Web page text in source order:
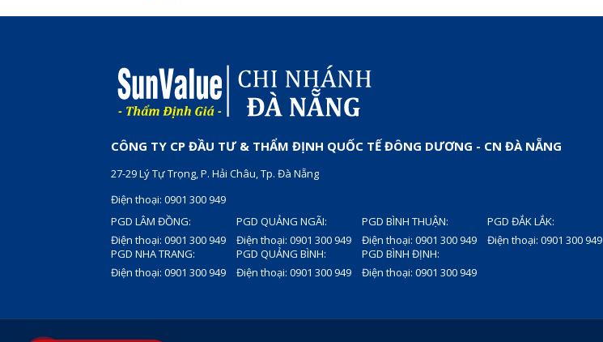
CÔNG TY CP ĐẦU TƯ & THẨM ĐỊNH QUỐC TẾ ĐÔNG DƯƠNG - CN ĐÀ NẴNG
27-29 Lý Tự Trọng, P. Hải Châu, Tp. Đà Nẵng
Điện thoại: 0901 300 949
PGD LÂM ĐỒNG:
Điện thoại: 0901 300 949
PGD QUẢNG NGÃI:
Điện thoại: 0901 300 949
PGD BÌNH THUẬN:
Điện thoại: 0901 300 949
PGD ĐẮK LẮK:
Điện thoại: 0901 300 949
PGD NHA TRANG:
Điện thoại: 0901 300 949
PGD QUẢNG BÌNH:
Điện thoại: 0901 300 949
PGD BÌNH ĐỊNH:
Điện thoại: 0901 300 949